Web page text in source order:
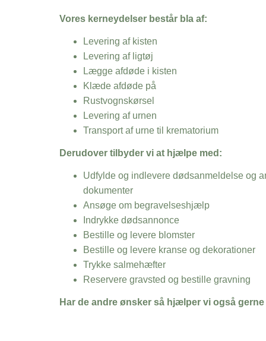
Vores kerneydelser består bla af:
Levering af kisten
Levering af ligtøj
Lægge afdøde i kisten
Klæde afdøde på
Rustvognskørsel
Levering af urnen
Transport af urne til krematorium
Derudover tilbyder vi at hjælpe med:
Udfylde og indlevere dødsanmeldelse og
dokumenter
Ansøge om begravelseshjælp
Indrykke dødsannonce
Bestille og levere blomster
Bestille og levere kranse og dekorationer
Trykke salmehæfter
Reservere gravsted og bestille gravning
Har de andre ønsker så hjælper vi også gerne